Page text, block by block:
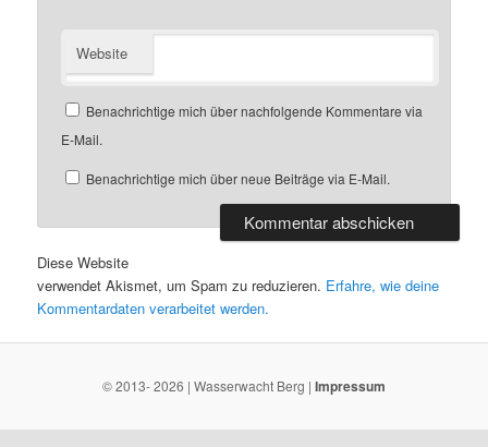
Website
Benachrichtige mich über nachfolgende Kommentare via
E-Mail.
Benachrichtige mich über neue Beiträge via E-Mail.
Diese Website
verwendet Akismet, um Spam zu reduzieren. Erfahre, wie deine
Kommentardaten verarbeitet werden.
© 2013- 2026 | Wasserwacht Berg | Impressum